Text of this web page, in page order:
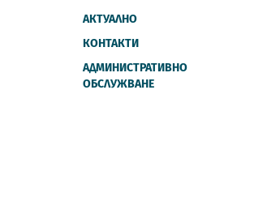
АКТУАЛНО
КОНТАКТИ
АДМИНИСТРАТИВНО
ОБСЛУЖВАНЕ